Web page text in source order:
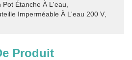
Pot Étanche À L'eau
Imperméable À L'eau 200 V
Produit